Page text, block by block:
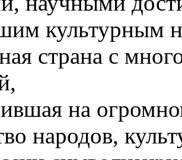
культурным
страна с
на
народов,